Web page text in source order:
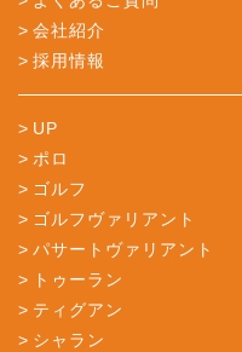
会社紹介
採用情報
UP
ポロ
ゴルフ
ゴルフヴァリアント
パサートヴァリアント
トゥーラン
ティグアン
シャラン